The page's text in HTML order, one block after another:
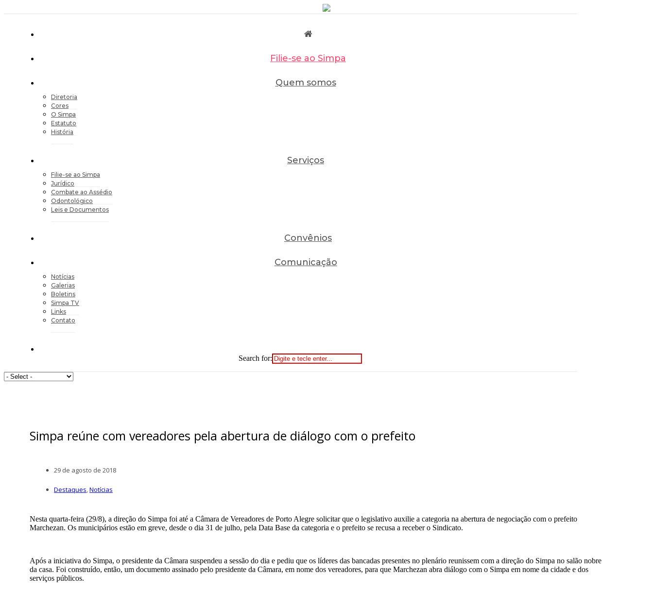
Filie-se ao Simpa
Quem somos
Diretoria
Cores
O Simpa
Estatuto
História
Serviços
Filie-se ao Simpa
Jurídico
Combate ao Assédio
Odontológico
Leis e Documentos
Convênios
Comunicação
Notícias
Galerias
Boletins
Simpa TV
Links
Contato
Search for:
Simpa reúne com vereadores pela abertura de diálogo com o prefeito
29 de agosto de 2018
Destaques,Notícias
Nesta quarta-feira (29/8), a direção do Simpa foi até a Câmara de Vereadores de Porto Alegre solicitar que o legislativo auxilie a categoria na abertura de negociação com o prefeito
Marchezan. Os municipários estão em greve, desde o dia 31 de julho, pela Data Base da categoria e o prefeito se recusa a receber o Sindicato.
Após a iniciativa do Simpa, o presidente da Câmara suspendeu a sessão do dia e pediu que os líderes das bancadas presentes no plenário reunissem com a direção do Simpa no salão nobre
da casa. Foi construído, então, um documento assinado pelo presidente da Câmara, em nome dos vereadores, para que Marchezan abra diálogo com o Simpa em nome da cidade e dos
serviços públicos.